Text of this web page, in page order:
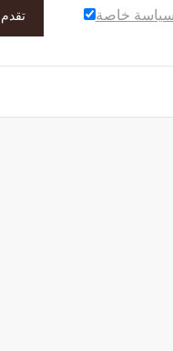
تقدم سياسة خاصة